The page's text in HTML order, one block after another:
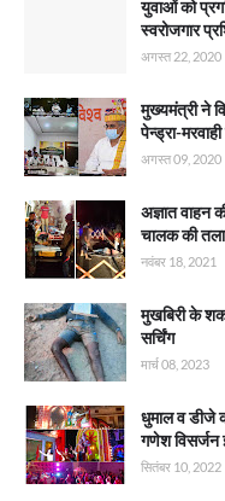
युवाओं को
स्वरोजगार
अगस्त 22, 2020
मुख्यमंत्री ने
पेन्ड्रा-
अगस्त 09, 2020
अज्ञात वाहन
चालक की
नवंबर 18, 2021
मुखबिरी के शक
सर्चिंग
मार्च 08, 2023
धुमाल व डीजे
गणेश विसर्जन
सितंबर 10, 2022